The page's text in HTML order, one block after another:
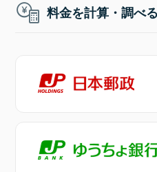
料金を計算・調べる